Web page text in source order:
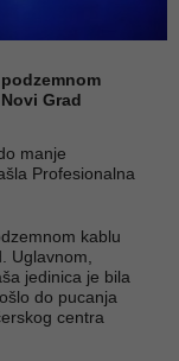
Grad
manje
Profesionalna
kablu
Uglavnom,
jedinica je bila
do pucanja
centra